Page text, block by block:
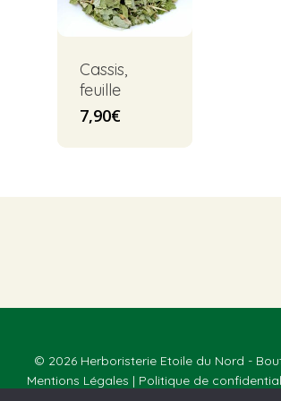
Cassis,
feuille
7,90€
© 2026 Herboristerie Etoile du Nord -
Mentions Légales | Politique de